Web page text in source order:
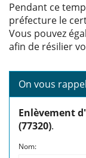
Pendant ce
préfecture le
Vous pouvez
afin de résilier
On vous
Enlèvement
(77320).
Nom: